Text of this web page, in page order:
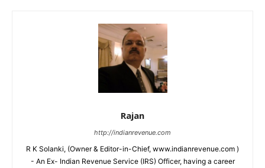
Rajan
http://indianrevenue.com
R K Solanki, (Owner & Editor-in-Chief, www.indianrevenue.com )
- An Ex- Indian Revenue Service (IRS) Officer, having a career